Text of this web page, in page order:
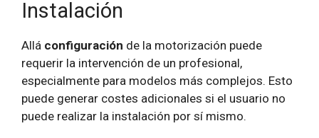
Instalación
Allá configuración de la motorización puede
requerir la intervención de un profesional,
especialmente para modelos más complejos. Esto
puede generar costes adicionales si el usuario no
puede realizar la instalación por sí mismo.